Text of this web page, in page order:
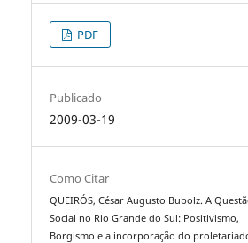
PDF
Publicado
2009-03-19
Como Citar
QUEIRÓS, César Augusto Bubolz. A
Social no Rio Grande do Sul: Positivismo,
Borgismo e a incorporação do